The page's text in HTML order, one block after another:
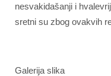
nesvakidašanji i
sretni su zbog ovakvih
Galerija slika